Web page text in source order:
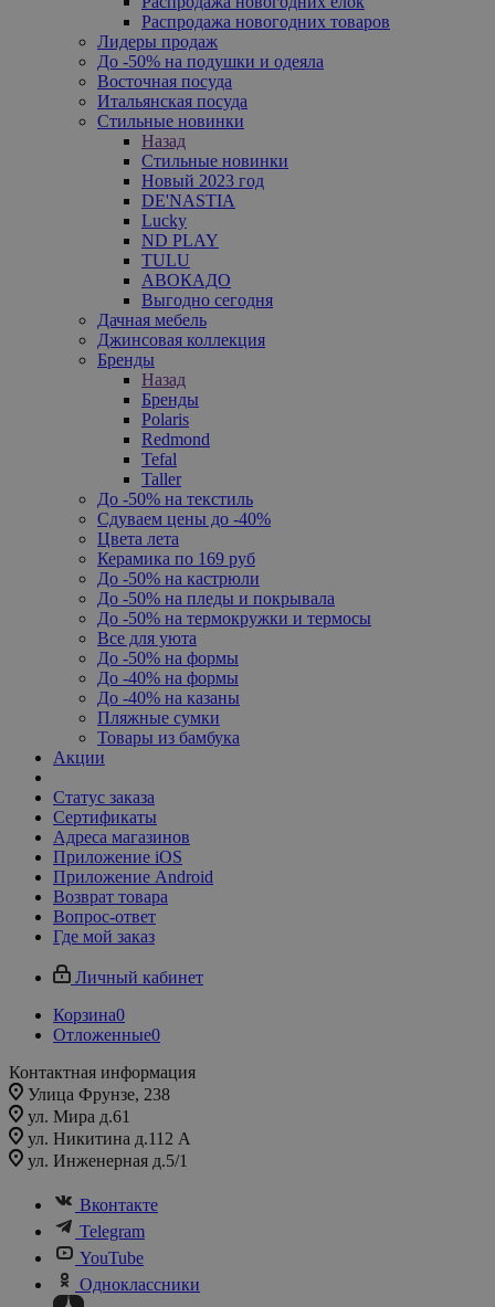
Распродажа новогодних товаров
Лидеры продаж
До -50% на подушки и одеяла
Восточная посуда
Итальянская посуда
Стильные новинки
Назад
Стильные новинки
Новый 2023 год
DE'NASTIA
Lucky
ND PLAY
TULU
АВОКАДО
Выгодно сегодня
Дачная мебель
Джинсовая коллекция
Бренды
Назад
Бренды
Polaris
Redmond
Tefal
Taller
До -50% на текстиль
Сдуваем цены до -40%
Цвета лета
Керамика по 169 руб
До -50% на кастрюли
До -50% на пледы и покрывала
До -50% на термокружки и термосы
Все для уюта
До -50% на формы
До -40% на формы
До -40% на казаны
Пляжные сумки
Товары из бамбука
Акции
Статус заказа
Сертификаты
Адреса магазинов
Приложение iOS
Приложение Android
Возврат товара
Вопрос-ответ
Где мой заказ
Личный кабинет
Корзина0
Отложенные0
Контактная информация
Улица Фрунзе, 238​
ул. Мира д.61
ул. Никитина д.112 А
ул. Инженерная д.5/1
Вконтакте
Telegram
YouTube
Одноклассники